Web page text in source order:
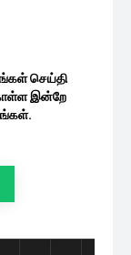
செய்தி
இன்றே